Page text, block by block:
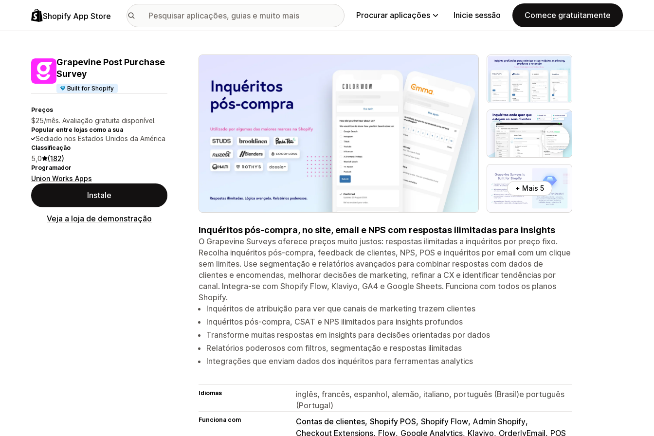
Shopify App Store Procurar aplicações Inicie sessão Comece gratuitamente
Grapevine Post Purchase
Survey
Built for Shopify
Preços
$25/mês. Avaliação gratuita disponível.
Popular entre lojas como a sua
Sediado nos Estados Unidos da América
Classificação
5,0 (182)
Programador
Union Works Apps
Instale
Veja a loja de demonstração
Galeria de imagens em destaque
+ Mais 5
Inquéritos pós-compra, no site, email e NPS com respostas ilimitadas para insights
O Grapevine Surveys oferece preços muito justos: respostas ilimitadas a inquéritos por preço fixo.
Recolha inquéritos pós-compra, feedback de clientes, NPS, POS e inquéritos por email com um clique
sem limites. Use segmentação e relatórios avançados para combinar respostas com dados de
clientes e encomendas, melhorar decisões de marketing, refinar a CX e identificar tendências por
canal. Integra-se com Shopify Flow, Klaviyo, GA4 e Google Sheets. Funciona com todos os planos
Shopify.
Inquéritos de atribuição para ver que canais de marketing trazem clientes
Inquéritos pós-compra, CSAT e NPS ilimitados para insights profundos
Transforme muitas respostas em insights para decisões orientadas por dados
Relatórios poderosos com filtros, segmentação e respostas ilimitadas
Integrações que enviam dados dos inquéritos para ferramentas analytics
Idiomas
inglês, francês, espanhol, alemão, italiano, português (Brasil)e português
(Portugal)
Funciona com Contas de clientes Shopify POS Shopify Flow Admin Shopify
Checkout Extensions Flow Google Analytics Klaviyo OrderlyEmail POS